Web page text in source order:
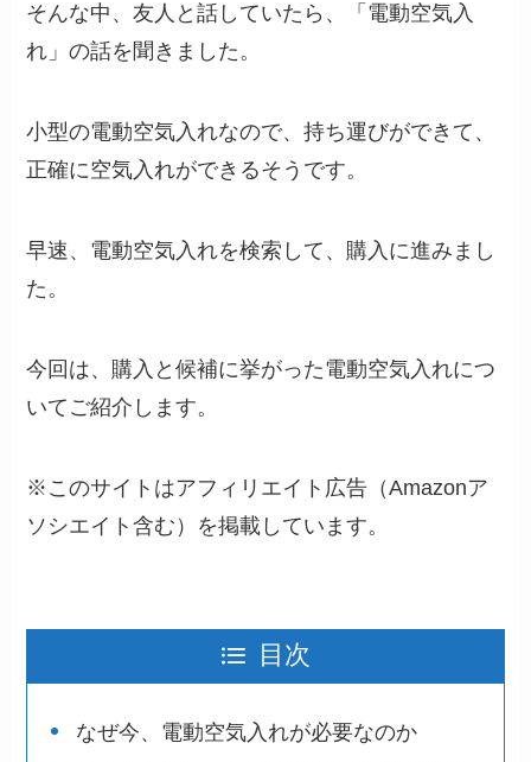
そんな中、友人と話していたら、「電動空気入
れ」の話を聞きました。
小型の電動空気入れなので、持ち運びができて、
正確に空気入れができるそうです。
早速、電動空気入れを検索して、購入に進みまし
た。
今回は、購入と候補に挙がった電動空気入れにつ
いてご紹介します。
※このサイトはアフィリエイト広告（Amazonア
ソシエイト含む）を掲載しています。
目次
なぜ今、電動空気入れが必要なのか